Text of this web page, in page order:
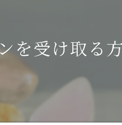
占い
人生相談
を受け取る